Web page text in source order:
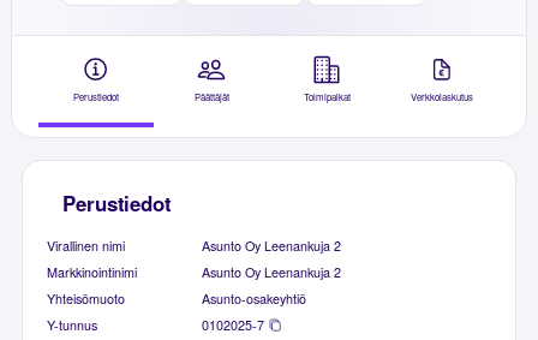
Perustiedot Päättäjät Toimipaikat Verkkolaskutus
Perustiedot
Virallinen nimi
Asunto Oy Leenankuja 2
Markkinointinimi
Asunto Oy Leenankuja 2
Yhteisömuoto
Asunto-osakeyhtiö
Y-tunnus
0102025-7